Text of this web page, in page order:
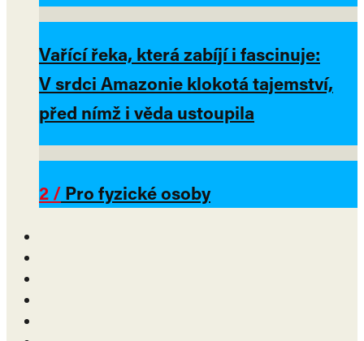
Vařící řeka, která zabíjí i fascinuje:
V srdci Amazonie klokotá tajemství,
před nímž i věda ustoupila
2 / Pro fyzické osoby